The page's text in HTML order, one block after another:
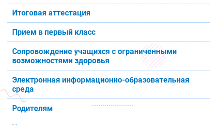
Итоговая аттестация
Прием в первый класс
Сопровождение учащихся с ограниченными
возможностями здоровья
Электронная информационно-образовательная
среда
Родителям